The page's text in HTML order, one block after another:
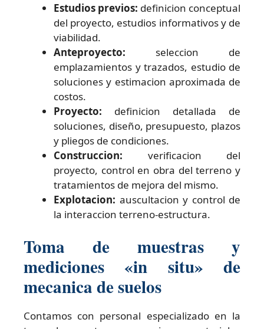
Estudios previos: definicion conceptual
del proyecto, estudios informativos y de
viabilidad.
Anteproyecto: seleccion de
emplazamientos y trazados, estudio de
soluciones y estimacion aproximada de
costos.
Proyecto: definicion detallada de
soluciones, diseño, presupuesto, plazos
y pliegos de condiciones.
Construccion: verificacion del
proyecto, control en obra del terreno y
tratamientos de mejora del mismo.
Explotacion: auscultacion y control de
la interaccion terreno-estructura.
Toma de muestras y
mediciones «in situ» de
mecanica de suelos
Contamos con personal especializado en la